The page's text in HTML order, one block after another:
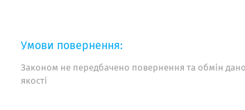
Законом не передбачено повернення та обмін
якості